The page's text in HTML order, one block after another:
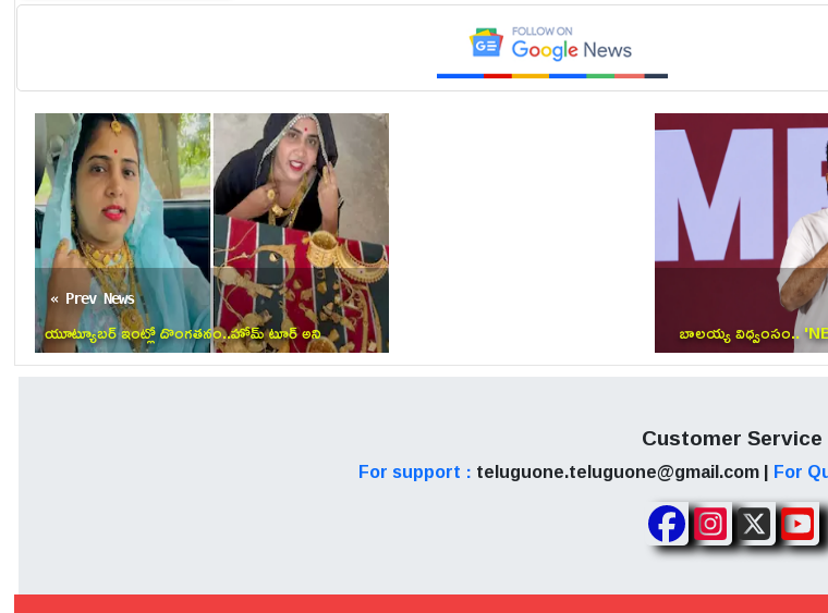
ఈ ప్రతిష్టాత్మక చిత్రానికి రాక్‌స్టార్ అనిరుధ్ రవిచందర్ సంగీతాన్ని
విడుదలైన ‘ఆయా షేర్’ అనే ఫస్ట్ సింగిల్ సోషల్ మీడియాను షేక్ చేస్తోంది.
సంపూర్ణేష్ బాబు ఇతర ముఖ్య పాత్రల్లో నటిస్తున్న ఈ పాన్ ఇండియా ప్రాజెక్ట్
భాషల్లోనూ విడుదల కానుంది.
ప్రస్తుతం సోషల్ మీడియాలో ఈ వాయిదా వార్తలపై నాని అభిమానులు కాస్త నిరాశ
కోసం సమయం తీసుకోవడం మంచిదేనని సినీ విశ్లేషకులు అభిప్రాయ
పోస్ట్‌పోన్‌మెంట్ గురించిన అధికారిక ప్రకటన చిత్ర యూనిట్ నుండి ఎప్పుడు
« Prev News
యూట్యూబర్ ఇంట్లో దొంగతనం..హోమ్ టూర్ అని
నగలు చూపిస్తే, వచ్చి పట్టుకెళ్లారు
బాలయ్య విధ్వంసం..
Customer Service
For support : teluguone.teluguone@gmail.com | For